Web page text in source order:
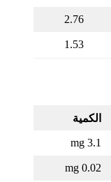
2.76
1.53
الكمية
3.1 mg
0.02 mg